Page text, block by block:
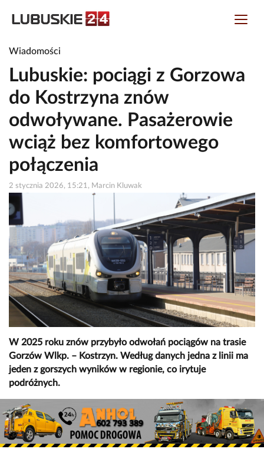
Wiadomości
Lubuskie: pociągi z Gorzowa
do Kostrzyna znów
odwoływane. Pasażerowie
wciąż bez komfortowego
połączenia
2 stycznia 2026, 15:21, Marcin Kluwak
W 2025 roku znów przybyło odwołań pociągów na trasie
Gorzów Wlkp. – Kostrzyn. Według danych jedna z linii ma
jeden z gorszych wyników w regionie, co irytuje
podróżnych.